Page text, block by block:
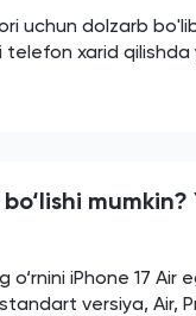
uchun dolzarb
xarid qilishda
o‘rnini iPhone 17
versiya, Air,